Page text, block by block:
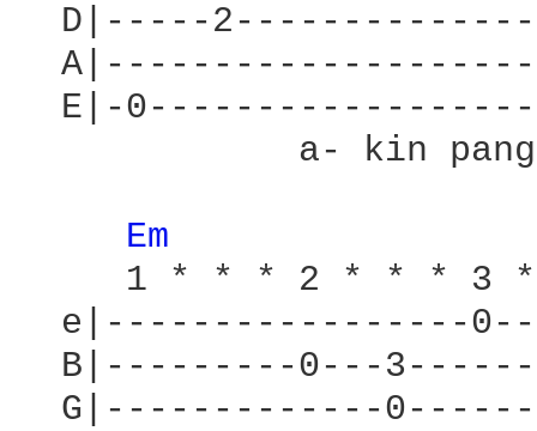
D|-----
E|-
a- kin
Em
1 * * * 2 * * * 3
e|-----------------
B|---------0---
G|-------------